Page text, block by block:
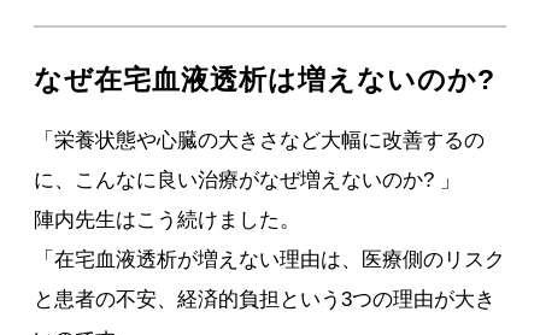
なぜ在宅血液透析は増えないのか?
「栄養状態や心臓の大きさなど大幅に改善するの
に、こんなに良い治療がなぜ増えないのか? 」
陣内先生はこう続けました。
「在宅血液透析が増えない理由は、医療側のリスク
と患者の不安、経済的負担という3つの理由が大き